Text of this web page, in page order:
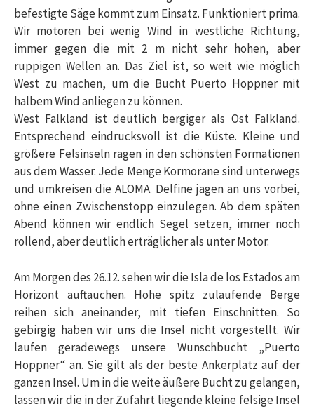
befestigte Säge kommt zum Einsatz. Funktioniert prima.
Wir motoren bei wenig Wind in westliche Richtung,
immer gegen die mit 2 m nicht sehr hohen, aber
ruppigen Wellen an. Das Ziel ist, so weit wie möglich
West zu machen, um die Bucht Puerto Hoppner mit
halbem Wind anliegen zu können.
West Falkland ist deutlich bergiger als Ost Falkland.
Entsprechend eindrucksvoll ist die Küste. Kleine und
größere Felsinseln ragen in den schönsten Formationen
aus dem Wasser. Jede Menge Kormorane sind unterwegs
und umkreisen die ALOMA. Delfine jagen an uns vorbei,
ohne einen Zwischenstopp einzulegen. Ab dem späten
Abend können wir endlich Segel setzen, immer noch
rollend, aber deutlich erträglicher als unter Motor.
Am Morgen des 26.12. sehen wir die Isla de los Estados am
Horizont auftauchen. Hohe spitz zulaufende Berge
reihen sich aneinander, mit tiefen Einschnitten. So
gebirgig haben wir uns die Insel nicht vorgestellt. Wir
laufen geradewegs unsere Wunschbucht „Puerto
Hoppner“ an. Sie gilt als der beste Ankerplatz auf der
ganzen Insel. Um in die weite äußere Bucht zu gelangen,
lassen wir die in der Zufahrt liegende kleine felsige Insel